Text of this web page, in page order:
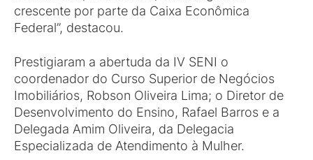
crescente por parte da Caixa Econômica
Federal”, destacou.
Prestigiaram a abertuda da IV SENI o
coordenador do Curso Superior de Negócios
Imobiliários, Robson Oliveira Lima; o Diretor de
Desenvolvimento do Ensino, Rafael Barros e a
Delegada Amim Oliveira, da Delegacia
Especializada de Atendimento à Mulher.